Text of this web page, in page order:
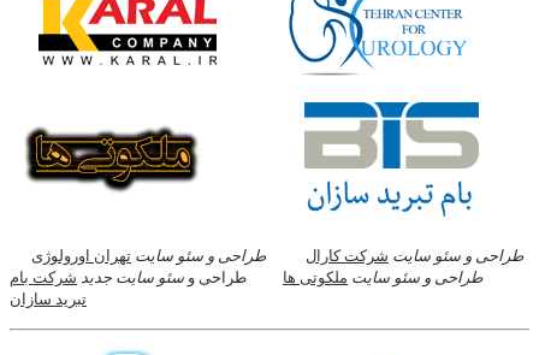
طراحی و سئو سایت شرکت کارال طراحی و سئو سایت تهران اورولوژی
طراحی و سئو سایت ملکوتی ها طراحی و سئو سایت جدید شرکت بام
تبرید سازان